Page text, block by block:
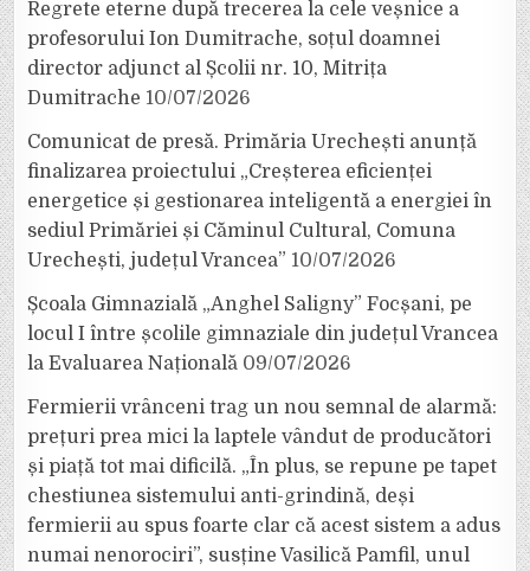
Regrete eterne după trecerea la cele veșnice a
profesorului Ion Dumitrache, soțul doamnei
director adjunct al Școlii nr. 10, Mitrița
Dumitrache 10/07/2026
Comunicat de presă. Primăria Urechești anunță
finalizarea proiectului „Creșterea eficienței
energetice și gestionarea inteligentă a energiei în
sediul Primăriei și Căminul Cultural, Comuna
Urechești, județul Vrancea” 10/07/2026
Școala Gimnazială „Anghel Saligny” Focșani, pe
locul I între școlile gimnaziale din județul Vrancea
la Evaluarea Națională 09/07/2026
Fermierii vrânceni trag un nou semnal de alarmă:
prețuri prea mici la laptele vândut de producători
și piață tot mai dificilă. „În plus, se repune pe tapet
chestiunea sistemului anti-grindină, deși
fermierii au spus foarte clar că acest sistem a adus
numai nenorociri”, susține Vasilică Pamfil, unul